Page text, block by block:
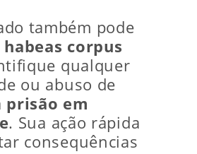
também pode
habeas corpus
qualquer
ou abuso de
prisão em
. Sua ação rápida
consequências